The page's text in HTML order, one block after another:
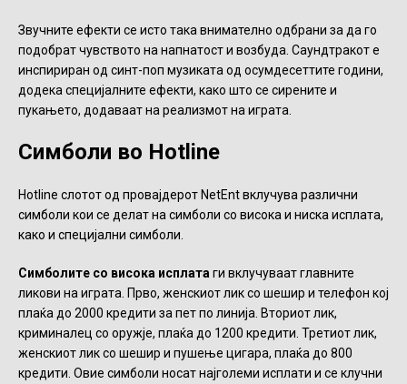
Звучните ефекти се исто така внимателно одбрани за да го
подобрат чувството на напнатост и возбуда. Саундтракот е
инспириран од синт-поп музиката од осумдесеттите години,
додека специјалните ефекти, како што се сирените и
пукањето, додаваат на реализмот на играта.
Симболи во Hotline
Hotline слотот од провајдерот NetEnt вклучува различни
симболи кои се делат на симболи со висока и ниска исплата,
како и специјални симболи.
Симболите со висока исплата ги вклучуваат главните
ликови на играта. Прво, женскиот лик со шешир и телефон кој
плаќа до 2000 кредити за пет по линија. Вториот лик,
криминалец со оружје, плаќа до 1200 кредити. Третиот лик,
женскиот лик со шешир и пушење цигара, плаќа до 800
кредити. Овие симболи носат најголеми исплати и се клучни